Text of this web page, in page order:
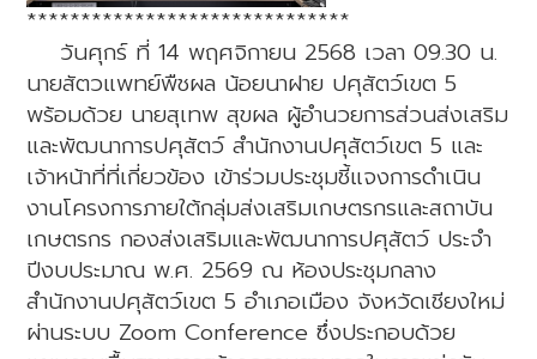
******************************
วันศุกร์ ที่ 14 พฤศจิกายน 2568 เวลา 09.30 น.
นายสัตวแพทย์พืชผล น้อยนาฝาย ปศุสัตว์เขต 5
พร้อมด้วย นายสุเทพ สุขผล ผู้อำนวยการส่วนส่งเสริม
และพัฒนาการปศุสัตว์ สำนักงานปศุสัตว์เขต 5 และ
เจ้าหน้าที่ที่เกี่ยวข้อง เข้าร่วมประชุมชี้แจงการดำเนิน
งานโครงการภายใต้กลุ่มส่งเสริมเกษตรกรและสถาบัน
เกษตรกร กองส่งเสริมและพัฒนาการปศุสัตว์ ประจำ
ปีงบประมาณ พ.ศ. 2569 ณ ห้องประชุมกลาง
สำนักงานปศุสัตว์เขต 5 อำเภอเมือง จังหวัดเชียงใหม่
ผ่านระบบ Zoom Conference ซึ่งประกอบด้วย